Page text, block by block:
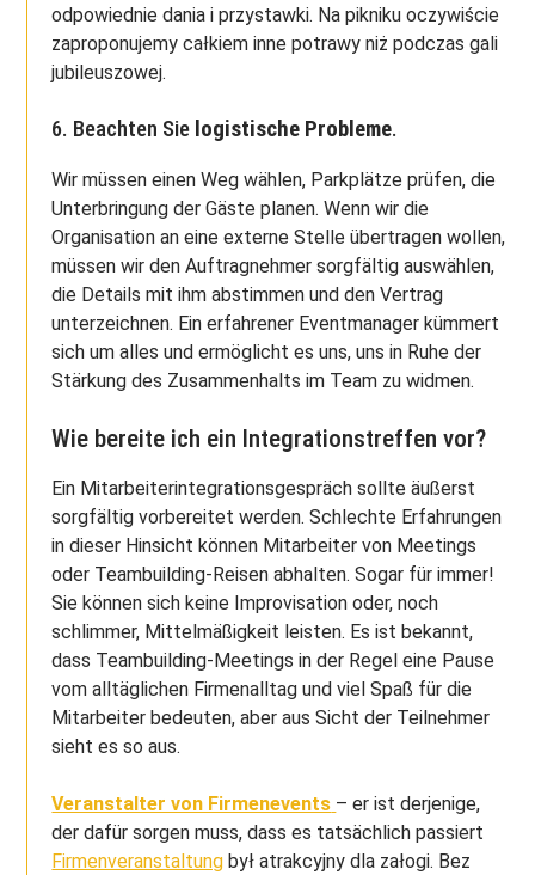
odpowiednie dania i przystawki. Na pikniku oczywiście
zaproponujemy całkiem inne potrawy niż podczas gali
jubileuszowej.
6. Beachten Sie logistische Probleme.
Wir müssen einen Weg wählen, Parkplätze prüfen, die
Unterbringung der Gäste planen. Wenn wir die
Organisation an eine externe Stelle übertragen wollen,
müssen wir den Auftragnehmer sorgfältig auswählen,
die Details mit ihm abstimmen und den Vertrag
unterzeichnen. Ein erfahrener Eventmanager kümmert
sich um alles und ermöglicht es uns, uns in Ruhe der
Stärkung des Zusammenhalts im Team zu widmen.
Wie bereite ich ein Integrationstreffen vor?
Ein Mitarbeiterintegrationsgespräch sollte äußerst
sorgfältig vorbereitet werden. Schlechte Erfahrungen
in dieser Hinsicht können Mitarbeiter von Meetings
oder Teambuilding-Reisen abhalten. Sogar für immer!
Sie können sich keine Improvisation oder, noch
schlimmer, Mittelmäßigkeit leisten. Es ist bekannt,
dass Teambuilding-Meetings in der Regel eine Pause
vom alltäglichen Firmenalltag und viel Spaß für die
Mitarbeiter bedeuten, aber aus Sicht der Teilnehmer
sieht es so aus.
Veranstalter von Firmenevents – er ist derjenige,
der dafür sorgen muss, dass es tatsächlich passiert
Firmenveranstaltung był atrakcyjny dla załogi. Bez